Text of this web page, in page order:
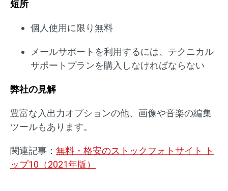
短所
個人使用に限り無料
メールサポートを利用するには、テクニカル
サポートプランを購入しなければならない
弊社の見解
豊富な入出力オプションの他、画像や音楽の編集
ツールもあります。
関連記事： 無料・格安のストックフォトサイト ト
ップ10（2021年版）